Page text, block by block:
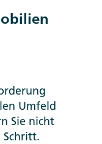
Umfeld
Sie nicht
Schritt.